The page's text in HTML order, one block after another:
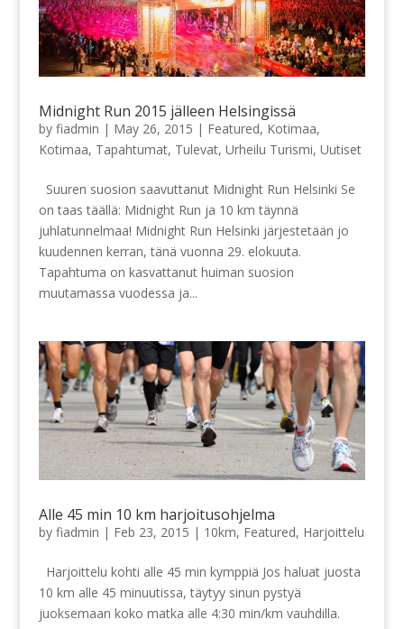
Midnight Run 2015 jälleen Helsingissä
by fiadmin | May 26, 2015 | Featured, Kotimaa,
Kotimaa, Tapahtumat, Tulevat, Urheilu Turismi, Uutiset
Suuren suosion saavuttanut Midnight Run Helsinki Se
on taas täällä: Midnight Run ja 10 km täynnä
juhlatunnelmaa! Midnight Run Helsinki järjestetään jo
kuudennen kerran, tänä vuonna 29. elokuuta.
Tapahtuma on kasvattanut huiman suosion
muutamassa vuodessa ja...
Alle 45 min 10 km harjoitusohjelma
by fiadmin | Feb 23, 2015 | 10km, Featured, Harjoittelu
Harjoittelu kohti alle 45 min kymppiä Jos haluat juosta
10 km alle 45 minuutissa, täytyy sinun pystyä
juoksemaan koko matka alle 4:30 min/km vauhdilla.